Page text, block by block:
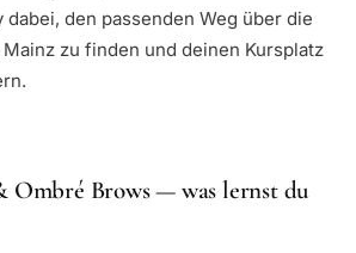
dabei, den passenden Weg über die
zu finden und deinen Kursplatz
Ombré Brows — was lernst du